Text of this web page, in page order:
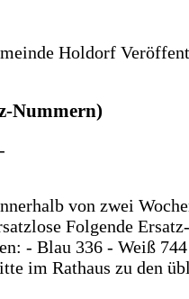
Holdorf
Nummern)
von zwei
Folgende Ersatz-
- Blau 336 - Weiß
im Rathaus zu den